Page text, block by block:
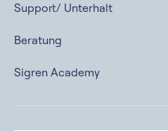
Support/ Unterhalt
Beratung
Sigren Academy